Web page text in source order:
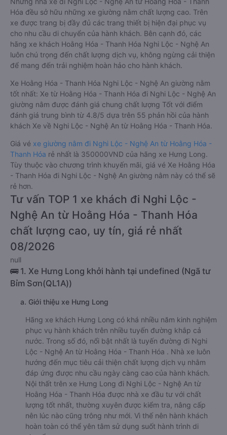
Hóa đều sở hữu những xe giường nằm chất lượng cao. Trên
xe được trang bị đầy đủ các trang thiết bị hiện đại phục vụ
cho nhu cầu di chuyển của hành khách. Bên cạnh đó, các
hãng xe khách Hoằng Hóa - Thanh Hóa Nghi Lộc - Nghệ An
luôn chú trọng đến chất lượng dịch vụ, không ngừng cải thiện
để mang đến trải nghiệm hoàn hảo cho hành khách.
Xe Hoằng Hóa - Thanh Hóa Nghi Lộc - Nghệ An giường nằm
tốt nhất: Xe từ Hoằng Hóa - Thanh Hóa đi Nghi Lộc - Nghệ An
giường nằm được đánh giá chung chất lượng Tốt với điểm
đánh giá trung bình từ 4.8/5 dựa trên 55 phản hồi của hành
khách Xe về Nghi Lộc - Nghệ An từ Hoằng Hóa - Thanh Hóa.
Giá vé xe giường nằm đi Nghi Lộc - Nghệ An từ Hoằng Hóa -
Thanh Hóa rẻ nhất là 350000VND của hãng xe Hưng Long.
Tùy thuộc vào chương trình khuyến mãi, giá vé Xe Hoằng Hóa
- Thanh Hóa đi Nghi Lộc - Nghệ An giường nằm này có thể sẽ
rẻ hơn.
Tư vấn TOP 1 xe khách đi Nghi Lộc -
Nghệ An từ Hoằng Hóa - Thanh Hóa
chất lượng cao, uy tín, giá rẻ nhất
08/2026
null
🚌 1. Xe Hưng Long khởi hành tại undefined (Ngã tư
Bỉm Sơn(QL1A))
a. Giới thiệu xe Hưng Long
Hãng xe khách Hưng Long có khá nhiều năm kinh nghiệm
phục vụ hành khách trên nhiều tuyến đường khắp cả
nước. Trong số đó, nổi bật nhất là tuyến đường đi Nghi
Lộc - Nghệ An từ Hoằng Hóa - Thanh Hóa . Nhà xe luôn
hướng đến mục tiêu cải thiện chất lượng dịch vụ nhằm
đáp ứng được nhu cầu ngày càng cao của hành khách.
Nội thất trên xe Hưng Long đi Nghi Lộc - Nghệ An từ
Hoằng Hóa - Thanh Hóa được nhà xe đầu tư với chất
lượng tốt nhất, thường xuyên được kiểm tra, nâng cấp
nên lúc nào cũng trông như mới. Vì thế nên hành khách
hoàn toàn có thể yên tâm sử dụng suốt hành trình di